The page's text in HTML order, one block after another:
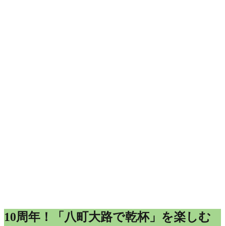
10周年！「八町大路で乾杯」を楽しむ